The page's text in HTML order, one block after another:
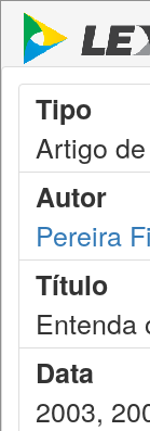
Tipo
Artigo
Autor
Pereira
Título
Entenda
Data
2003,